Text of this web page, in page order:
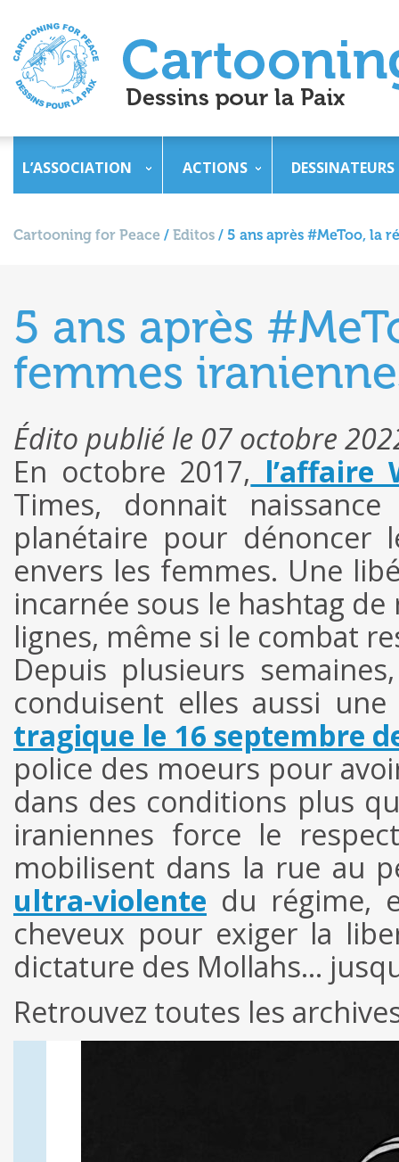
L’ASSOCIATION ACTIONS DESSINATEURS
Cartooning for Peace / Editos / 5 ans après #MeToo, la
5 ans après
femmes
Édito publié le 07 octobre
En octobre 2017, l’affaire
Times, donnait
planétaire pour dénoncer
envers les femmes. Une
incarnée sous le hashtag
lignes, même si le combat
Depuis plusieurs
conduisent elles aussi
tragique le 16 septembre
police des moeurs pour
dans des conditions plus
iraniennes force le
mobilisent dans la rue au
ultra-violente du régime,
cheveux pour exiger la
dictature des Mollahs…
Retrouvez toutes les